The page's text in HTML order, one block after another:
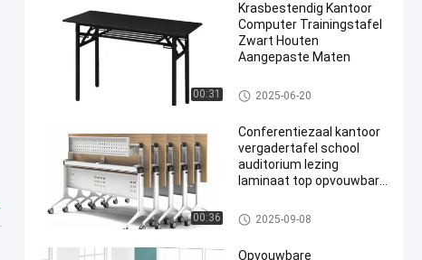
00:31
Krasbestendig Kantoor
Computer Trainingstafel
Zwart Houten
Aangepaste Maten
Vouwbare Opleidingslijst
2025-06-20
00:36
Conferentiezaal kantoor
vergadertafel school
auditorium lezing
laminaat top opvouwbare
Vouwbare Opleidingslijst
2025-09-08
Opvouwbare